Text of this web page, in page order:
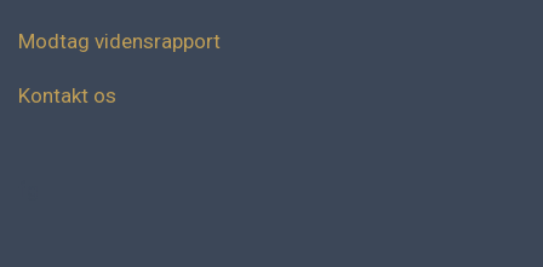
Modtag vidensrapport
Kontakt os